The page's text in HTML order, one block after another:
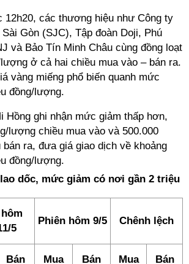
12h20, các thương hiệu như Công ty
Gòn (SJC), Tập đoàn Doji, Phú
và Bảo Tín Minh Châu cùng đồng loạt
ở cả hai chiều mua vào – bán ra.
vàng miếng phổ biến quanh mức
đồng/lượng.
Hồng ghi nhận mức giảm thấp hơn,
lượng chiều mua vào và 500.000
ra, đưa giá giao dịch về khoảng
đồng/lượng.
dốc, mức giảm có nơi gần 2 triệu
5
Phiên hôm 9/5 Chênh lệch
Bán Mua Bán Mua Bán